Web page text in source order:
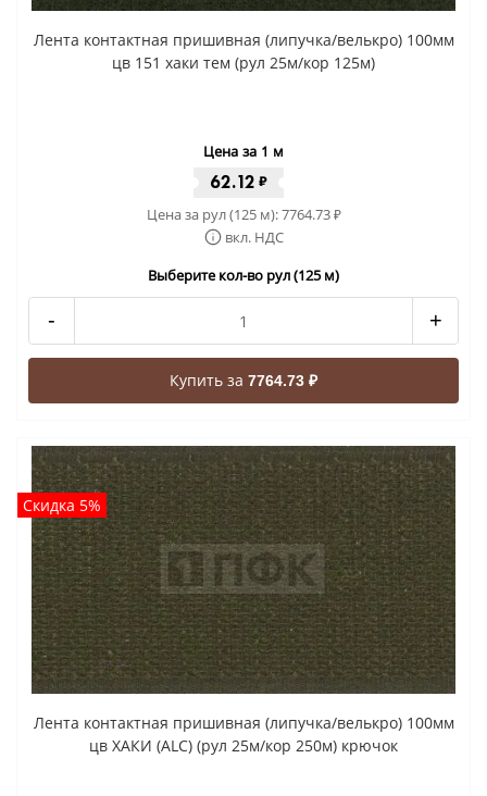
Лента контактная пришивная (липучка/велькро) 100мм
цв 151 хаки тем (рул 25м/кор 125м)
Цена за 1 м
62.12 ₽
Цена за рул (125 м):7764.73₽
вкл. НДС
Выберите кол-во рул (125 м)
- +
Купить за 7764.73 ₽
Скидка 5%
Лента контактная пришивная (липучка/велькро) 100мм
цв ХАКИ (ALC) (рул 25м/кор 250м) крючок